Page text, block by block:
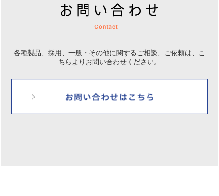
各種製品、採用、一般・その他に関するご相談、ご依頼は、
こ
ちらよりお問い合わせください。